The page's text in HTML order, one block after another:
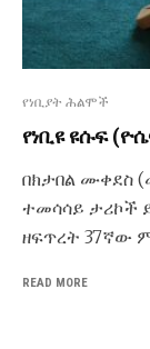
የነቢያት ሕልሞች
የነቢዩ ዩሱፍ
በክታበል ሙቀደስ
ተመሳሳይ ታሪኮች
ዘፍጥረት 37ኛው
READ MORE